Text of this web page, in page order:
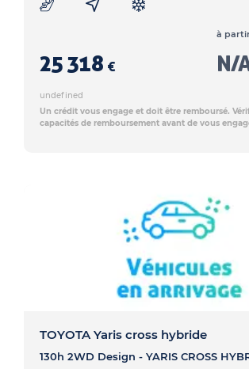
25 318 €
à
N/
undefined
Un crédit vous engage et doit être remboursé.
capacités de remboursement avant de vous
TOYOTA Yaris cross hybride